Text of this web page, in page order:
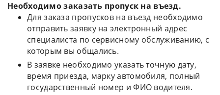
Необходимо заказать пропуск на въезд.
Для заказа пропусков на въезд необходимо
отправить заявку на электронный адрес
специалиста по сервисному обслуживанию, с
которым вы общались.
В заявке необходимо указать точную дату,
время приезда, марку автомобиля, полный
государственный номер и ФИО водителя.